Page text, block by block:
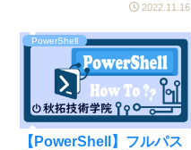
2022.11.16
PowerShell
【PowerShell】フルパス